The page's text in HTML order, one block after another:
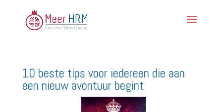
10 beste tips voor iedereen die aan
een nieuw avontuur begint